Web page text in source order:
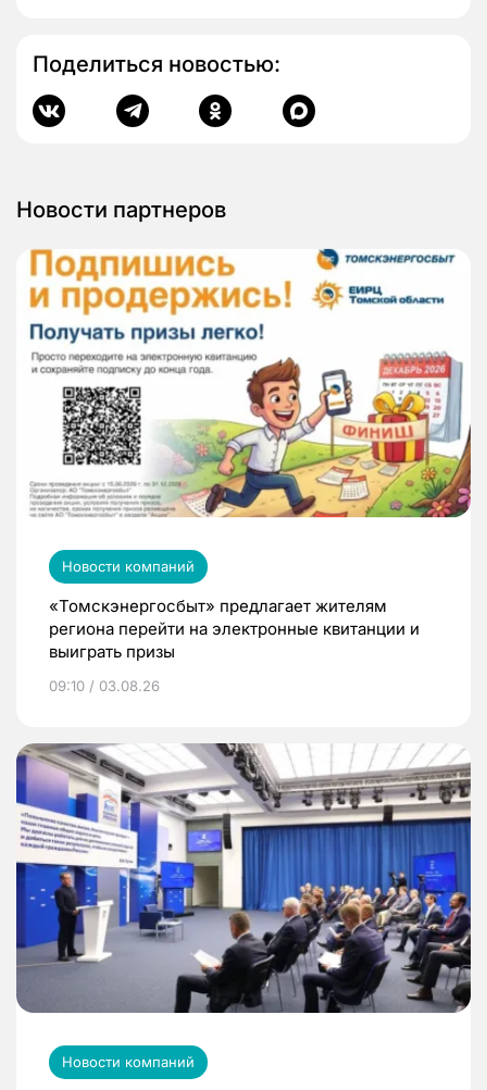
Поделиться новостью:
Новости партнеров
Новости компаний
«Томскэнергосбыт» предлагает жителям
региона перейти на электронные квитанции и
выиграть призы
09:10 / 03.08.26
Новости компаний